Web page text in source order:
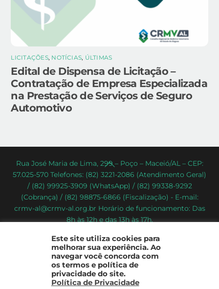
LICITAÇÕES, NOTÍCIAS, ÚLTIMAS
Edital de Dispensa de Licitação –
Contratação de Empresa Especializada
na Prestação de Serviços de Seguro
Automotivo
Back
To
Top
Rua José Maria de Lima, 299 – Poço – Maceió/AL – CEP:
57.025-570 Telefones: (82) 3221-2086 (Atendimento Geral)
/ (82) 99925-3909 (WhatsApp) / (82) 99338-9292
(Cobrança) / (82) 98875-6866 (Fiscalização) - E-mail:
crmv-al@crmv-al.org.br Horário de funcionamento: Das
8h às 12h e das 13h às 17h.
Estado de Alagoas
2022 - © Todos os direitos reservados
Este site utiliza cookies para
melhorar sua experiência. Ao
navegar você concorda com
os termos e política de
privacidade do site.
Política de Privacidade